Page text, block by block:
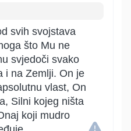
svih svojstava
što Mu ne
svjedoči svako
i na Zemlji. On je
vlast, On
Silni kojeg ništa
koji mudro